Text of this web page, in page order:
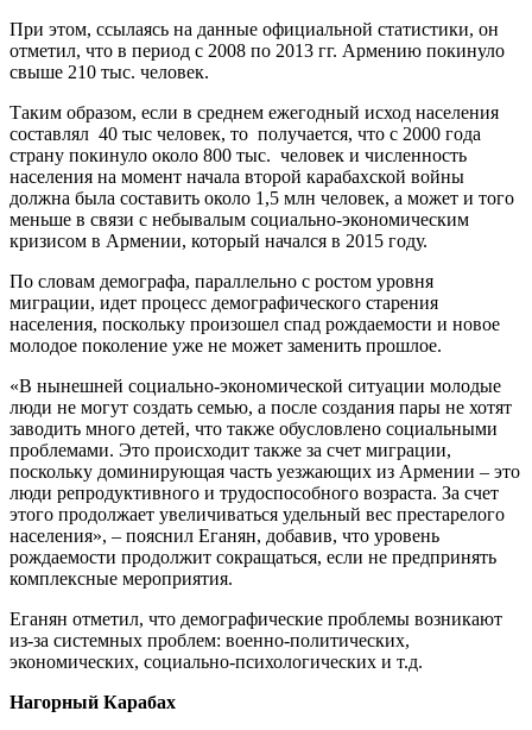
При этом, ссылаясь на данные официальной статистики, он
отметил, что в период с 2008 по 2013 гг. Армению покинуло
свыше 210 тыс. человек.
Таким образом, если в среднем ежегодный исход населения
составлял 40 тыс человек, то получается, что с 2000 года
страну покинуло около 800 тыс. человек и численность
населения на момент начала второй карабахской войны
должна была составить около 1,5 млн человек, а может и того
меньше в связи с небывалым социально-экономическим
кризисом в Армении, который начался в 2015 году.
По словам демографа, параллельно с ростом уровня
миграции, идет процесс демографического старения
населения, поскольку произошел спад рождаемости и новое
молодое поколение уже не может заменить прошлое.
«В нынешней социально-экономической ситуации молодые
люди не могут создать семью, а после создания пары не хотят
заводить много детей, что также обусловлено социальными
проблемами. Это происходит также за счет миграции,
поскольку доминирующая часть уезжающих из Армении – это
люди репродуктивного и трудоспособного возраста. За счет
этого продолжает увеличиваться удельный вес престарелого
населения», – пояснил Еганян, добавив, что уровень
рождаемости продолжит сокращаться, если не предпринять
комплексные мероприятия.
Еганян отметил, что демографические проблемы возникают
из-за системных проблем: военно-политических,
экономических, социально-психологических и т.д.
Нагорный Карабах